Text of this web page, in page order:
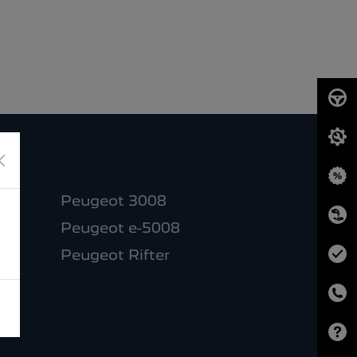
Peugeot 3008
Peugeot e-5008
Peugeot Rifter